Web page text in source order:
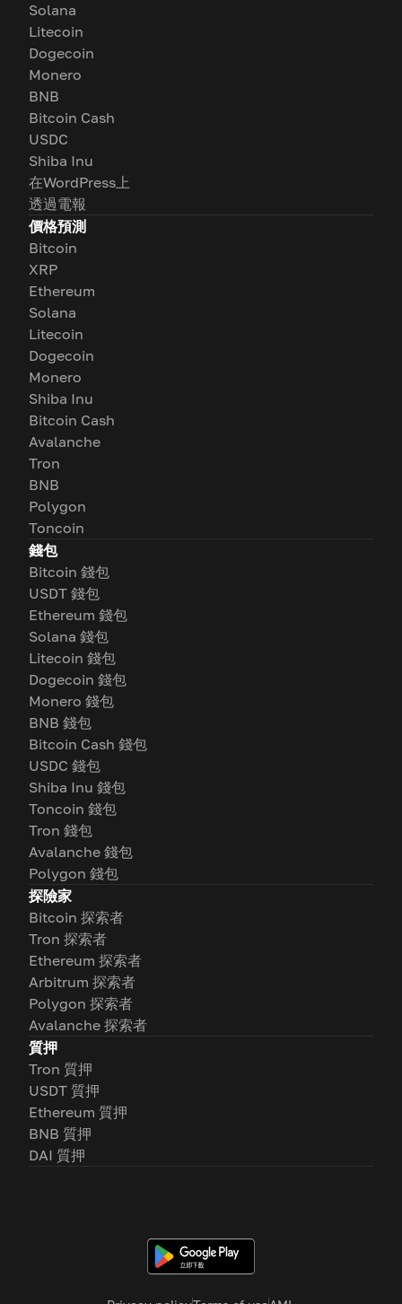
Solana
Litecoin
Dogecoin
Monero
BNB
Bitcoin Cash
USDC
Shiba Inu
在WordPress上
透過電報
價格預測
Bitcoin
XRP
Ethereum
Solana
Litecoin
Dogecoin
Monero
Shiba Inu
Bitcoin Cash
Avalanche
Tron
BNB
Polygon
Toncoin
錢包
Bitcoin 錢包
USDT 錢包
Ethereum 錢包
Solana 錢包
Litecoin 錢包
Dogecoin 錢包
Monero 錢包
BNB 錢包
Bitcoin Cash 錢包
USDC 錢包
Shiba Inu 錢包
Toncoin 錢包
Tron 錢包
Avalanche 錢包
Polygon 錢包
探險家
Bitcoin 探索者
Tron 探索者
Ethereum 探索者
Arbitrum 探索者
Polygon 探索者
Avalanche 探索者
質押
Tron 質押
USDT 質押
Ethereum 質押
BNB 質押
DAI 質押